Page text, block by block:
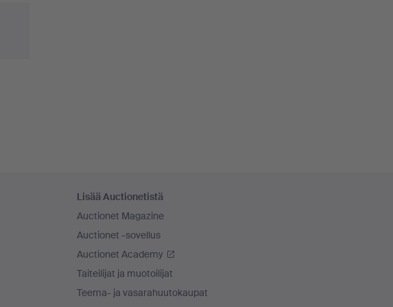
Lisää Auctionetistä
Auctionet Magazine
Auctionet -sovellus
Auctionet Academy
Taiteilijat ja muotoilijat
Teema- ja vasarahuutokaupat